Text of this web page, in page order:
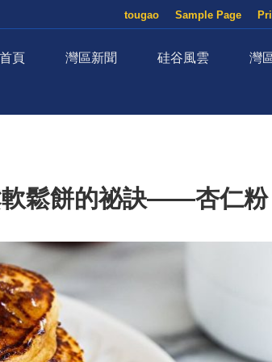
Sample Page
tougao
首頁 灣區新聞 硅谷風雲 灣
軟鬆餅的祕訣——杏仁粉